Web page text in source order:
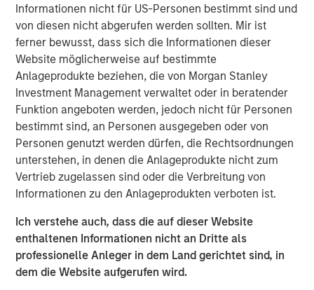
Informationen nicht für US-Personen bestimmt sind und
von diesen nicht abgerufen werden sollten. Mir ist
ferner bewusst, dass sich die Informationen dieser
Website möglicherweise auf bestimmte
Anlageprodukte beziehen, die von Morgan Stanley
Investment Management verwaltet oder in beratender
Funktion angeboten werden, jedoch nicht für Personen
bestimmt sind, an Personen ausgegeben oder von
Personen genutzt werden dürfen, die Rechtsordnungen
unterstehen, in denen die Anlageprodukte nicht zum
Vertrieb zugelassen sind oder die Verbreitung von
Informationen zu den Anlageprodukten verboten ist.
Ich verstehe auch, dass die auf dieser Website
enthaltenen Informationen nicht an Dritte als
professionelle Anleger in dem Land gerichtet sind, in
dem die Website aufgerufen wird.
recently completed Senior Secured Term Loan Facilities
(the “Facilities”), led the Private Placement with an
investment of $5.0 million of Fusion common stock. The
remaining $3.0 million of Fusion common stock in the
Private Placement was sold to other lenders to Fusion
under the Facilities. The stock is subject to a 180 day
lock-up after the closing date of the transaction.
“I am very pleased that this group of financial institutions,
led by Morgan Stanley Credit Partners, recognizes
Fusion’s highly differentiated strategy and our clear value
proposition,” said Matthew Rosen, Fusion’s Chairman and
CEO. “Their support of the company’s continued growth
through their equity and debt investments is a strong vote
of confidence in our vision to create the leading cloud
services provider in the market.”
“Our investment in Fusion reflects our confidence in